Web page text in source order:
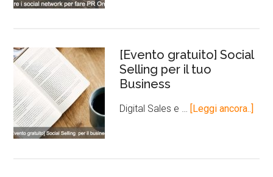
[Evento gratuito] Social
Selling per il tuo
Business
Digital Sales e … [Leggi ancora..]